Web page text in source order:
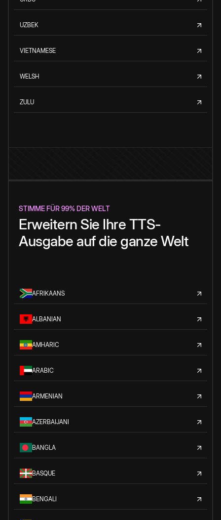
UZBEK
VIETNAMESE
WELSH
ZULU
STIMME FÜR 99% DER WELT
Erweitern Sie Ihre TTS-
Ausgabe auf die ganze Welt
AFRIKAANS
ALBANIAN
AMHARIC
ARABIC
ARMENIAN
AZERBAIJANI
BANGLA
BASQUE
BENGALI